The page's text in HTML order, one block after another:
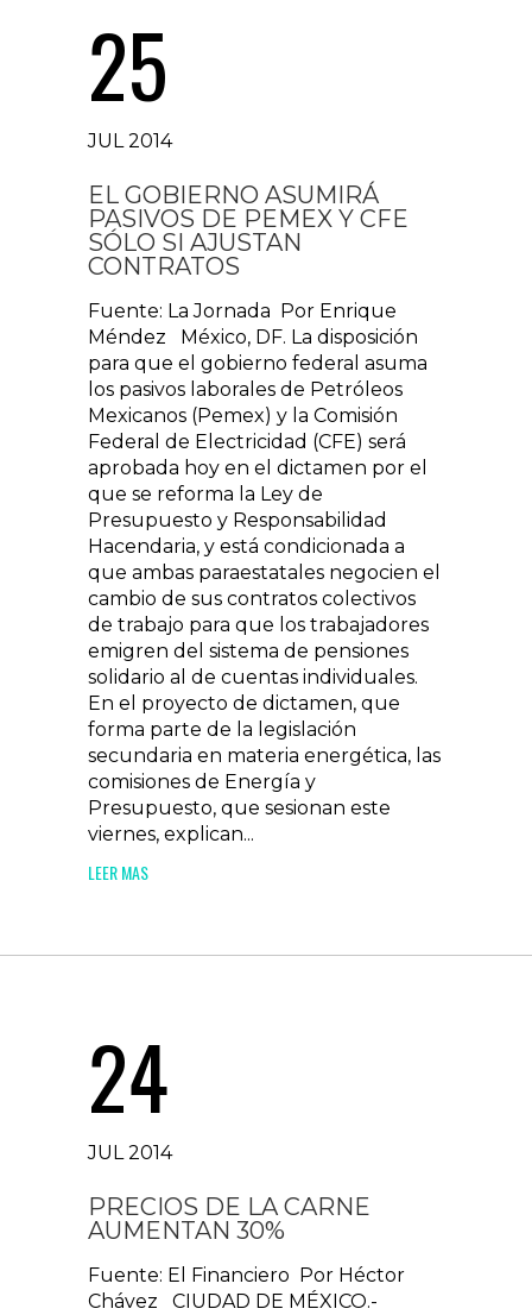
25
JUL 2014
EL GOBIERNO ASUMIRÁ
PASIVOS DE PEMEX Y CFE
SÓLO SI AJUSTAN
CONTRATOS
Fuente: La Jornada Por Enrique
Méndez México, DF. La disposición
para que el gobierno federal asuma
los pasivos laborales de Petróleos
Mexicanos (Pemex) y la Comisión
Federal de Electricidad (CFE) será
aprobada hoy en el dictamen por el
que se reforma la Ley de
Presupuesto y Responsabilidad
Hacendaria, y está condicionada a
que ambas paraestatales negocien el
cambio de sus contratos colectivos
de trabajo para que los trabajadores
emigren del sistema de pensiones
solidario al de cuentas individuales.
En el proyecto de dictamen, que
forma parte de la legislación
secundaria en materia energética, las
comisiones de Energía y
Presupuesto, que sesionan este
viernes, explican...
LEER MAS
24
JUL 2014
PRECIOS DE LA CARNE
AUMENTAN 30%
Fuente: El Financiero Por Héctor
Chávez CIUDAD DE MÉXICO.-